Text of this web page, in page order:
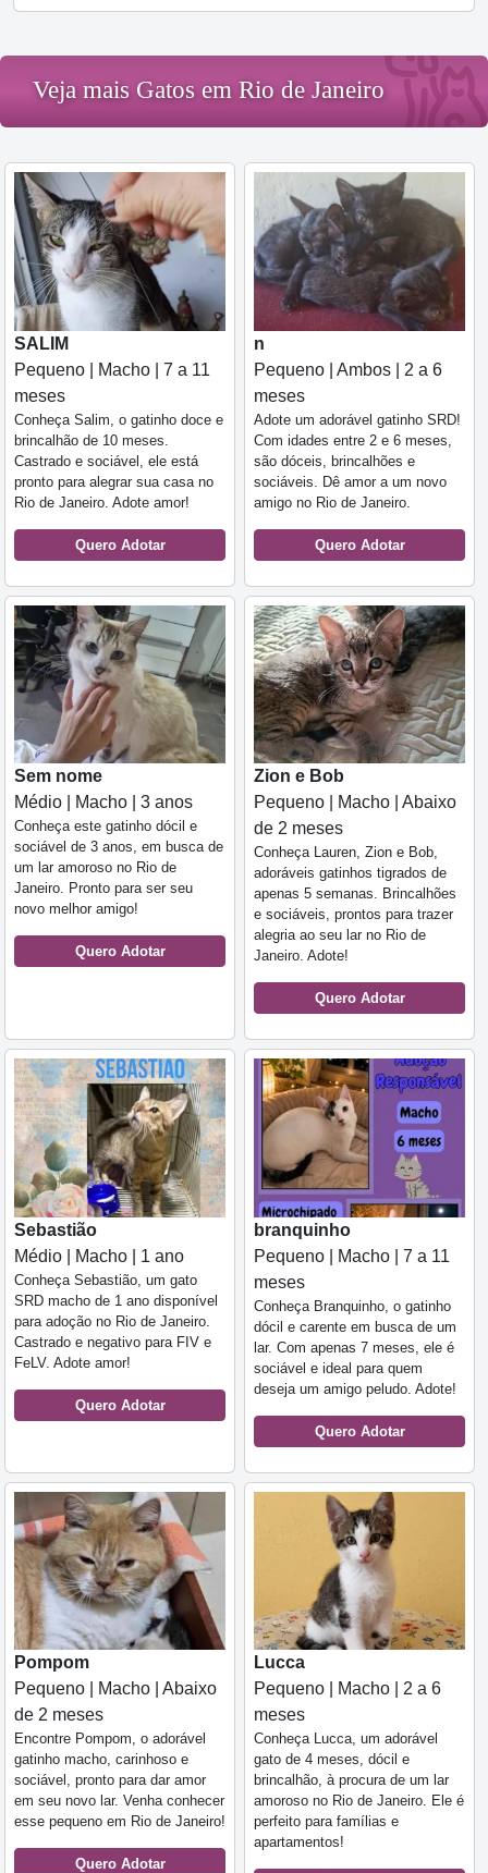
Veja mais Gatos em Rio de Janeiro
SALIM
Pequeno | Macho | 7 a 11
meses
Conheça Salim, o gatinho doce e
brincalhão de 10 meses.
Castrado e sociável, ele está
pronto para alegrar sua casa no
Rio de Janeiro. Adote amor!
Quero Adotar
n
Pequeno | Ambos | 2 a 6
meses
Adote um adorável gatinho SRD!
Com idades entre 2 e 6 meses,
são dóceis, brincalhões e
sociáveis. Dê amor a um novo
amigo no Rio de Janeiro.
Quero Adotar
Sem nome
Médio | Macho | 3 anos
Conheça este gatinho dócil e
sociável de 3 anos, em busca de
um lar amoroso no Rio de
Janeiro. Pronto para ser seu
novo melhor amigo!
Quero Adotar
Zion e Bob
Pequeno | Macho | Abaixo
de 2 meses
Conheça Lauren, Zion e Bob,
adoráveis gatinhos tigrados de
apenas 5 semanas. Brincalhões
e sociáveis, prontos para trazer
alegria ao seu lar no Rio de
Janeiro. Adote!
Quero Adotar
Sebastião
Médio | Macho | 1 ano
Conheça Sebastião, um gato
SRD macho de 1 ano disponível
para adoção no Rio de Janeiro.
Castrado e negativo para FIV e
FeLV. Adote amor!
Quero Adotar
branquinho
Pequeno | Macho | 7 a 11
meses
Conheça Branquinho, o gatinho
dócil e carente em busca de um
lar. Com apenas 7 meses, ele é
sociável e ideal para quem
deseja um amigo peludo. Adote!
Quero Adotar
Pompom
Pequeno | Macho | Abaixo
de 2 meses
Encontre Pompom, o adorável
gatinho macho, carinhoso e
sociável, pronto para dar amor
em seu novo lar. Venha conhecer
esse pequeno em Rio de Janeiro!
Quero Adotar
Lucca
Pequeno | Macho | 2 a 6
meses
Conheça Lucca, um adorável
gato de 4 meses, dócil e
brincalhão, à procura de um lar
amoroso no Rio de Janeiro. Ele é
perfeito para famílias e
apartamentos!